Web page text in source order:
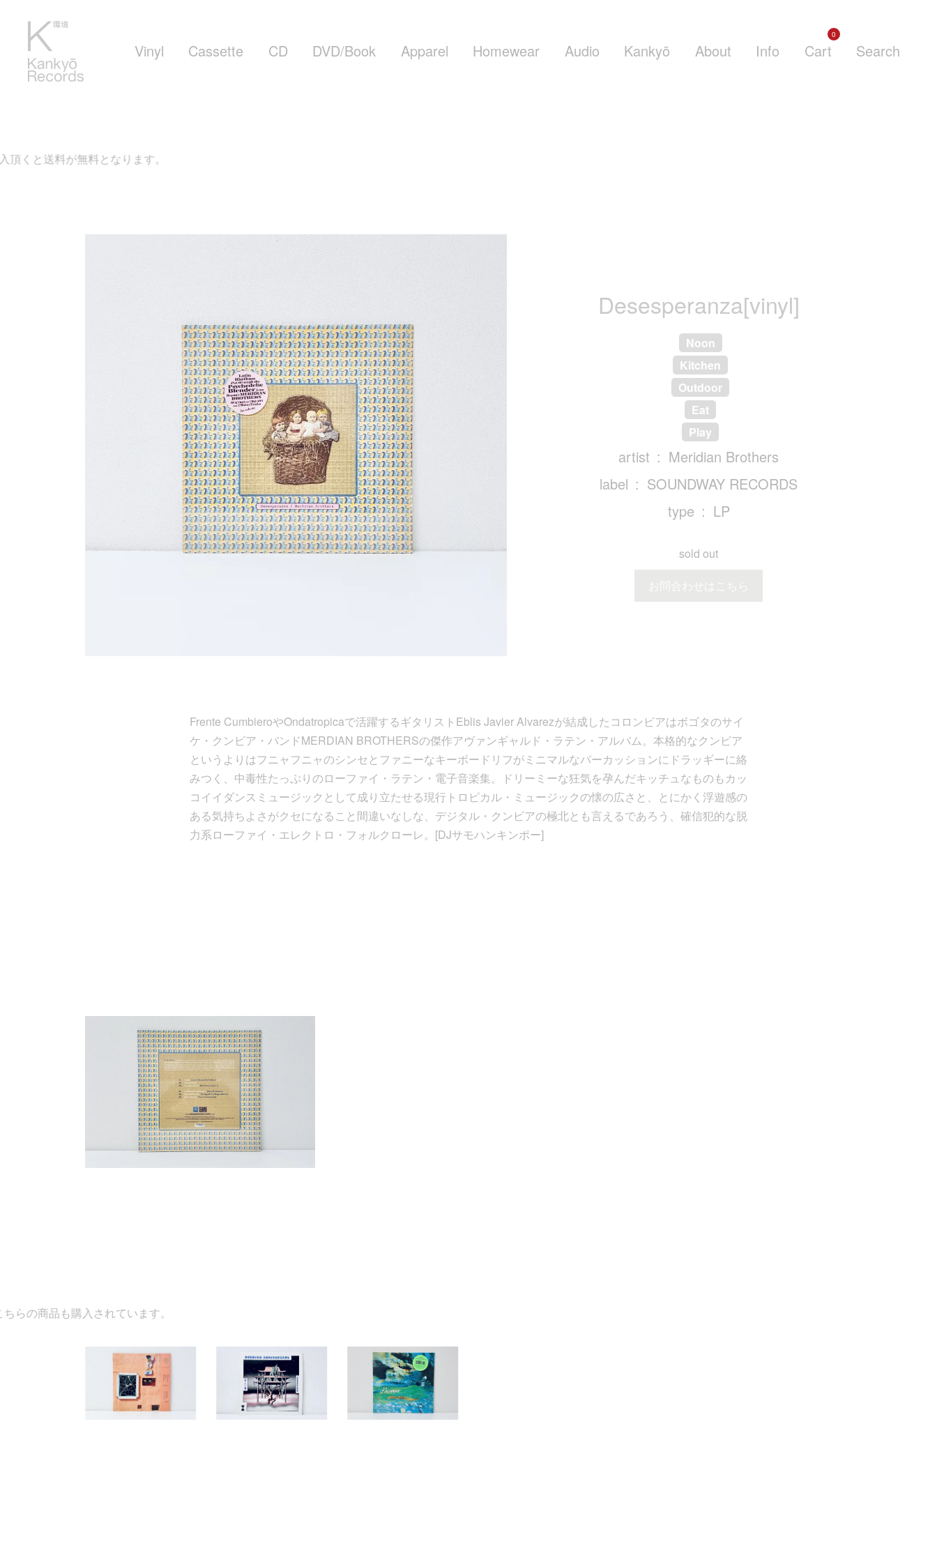
Vinyl Cassette CD DVD/Book Apparel Homewear Audio Kankyō About Info Cart
0
Search
料となります。
Desesperanza[vinyl]
Noon
Kitchen
Outdoor
Eat
Play
artist
Meridian Brothers
label
SOUNDWAY RECORDS
type
LP
sold out
お問合わせはこちら
Frente CumbieroやOndatropicaで活躍するギタリストEblis Javier Alvarezが結成したコロンビアはボゴタのサイ
ケ・クンビア・バンドMERDIAN BROTHERSの傑作アヴァンギャルド・ラテン・アルバム。本格的なクンビア
というよりはフニャフニャのシンセとファニーなキーボードリフがミニマルなパーカッションにドラッギーに絡
みつく、中毒性たっぷりのローファイ・ラテン・電子音楽集。ドリーミーな狂気を孕んだキッチュなものもカッ
コイイダンスミュージックとして成り立たせる現行トロピカル・ミュージックの懐の広さと、とにかく浮遊感の
ある気持ちよさがクセになること間違いなしな、デジタル・クンビアの極北とも言えるであろう、確信犯的な脱
力系ローファイ・エレクトロ・フォルクローレ。[DJサモハンキンポー]
されています。